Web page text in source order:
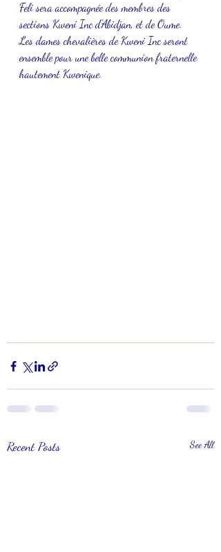
Feli sera accompagnée des membres des
sections Kweni Inc d'Abidjan, et de Oume.
Les dames chevalières de Kweni Inc seront
ensemble pour une belle communion fraternelle
hautement Kwenique.
Recent Posts See All